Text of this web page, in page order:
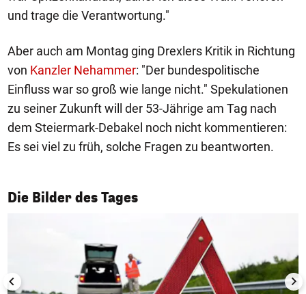
und trage die Verantwortung."
Aber auch am Montag ging Drexlers Kritik in Richtung
von Kanzler Nehammer: "Der bundespolitische
Einfluss war so groß wie lange nicht." Spekulationen
zu seiner Zukunft will der 53-Jährige am Tag nach
dem Steiermark-Debakel noch nicht kommentieren:
Es sei viel zu früh, solche Fragen zu beantworten.
Die Bilder des Tages
1/50